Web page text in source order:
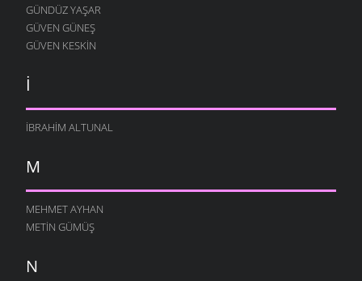
GÜNDÜZ YAŞAR
GÜVEN GÜNEŞ
GÜVEN KESKIN
İ
İBRAHIM ALTUNAL
M
MEHMET AYHAN
METIN GÜMÜŞ
N